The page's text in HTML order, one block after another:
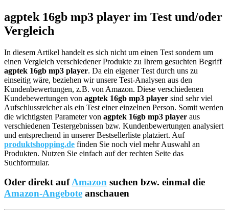
agptek 16gb mp3 player im Test und/oder
Vergleich
In diesem Artikel handelt es sich nicht um einen Test sondern um
einen Vergleich verschiedener Produkte zu Ihrem gesuchten Begriff
agptek 16gb mp3 player. Da ein eigener Test durch uns zu
einseitig wäre, beziehen wir unsere Test-Analysen aus den
Kundenbewertungen, z.B. von Amazon. Diese verschiedenen
Kundebewertungen von agptek 16gb mp3 player sind sehr viel
Aufschlussreicher als ein Test einer einzelnen Person. Somit werden
die wichtigsten Parameter von agptek 16gb mp3 player aus
verschiedenen Testergebnissen bzw. Kundenbewertungen analysiert
und entsprechend in unserer Bestsellerliste platziert. Auf
produktshopping.de finden Sie noch viel mehr Auswahl an
Produkten. Nutzen Sie einfach auf der rechten Seite das
Suchformular.
Oder direkt aufAmazon suchen bzw. einmal die
Amazon-Angebote anschauen